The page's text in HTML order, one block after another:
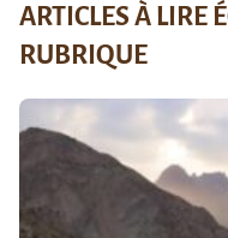
ARTICLES À LIRE
RUBRIQUE